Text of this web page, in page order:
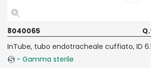
8040065
InTube, tubo endotracheale cuffiato, ID
- Gamma sterile